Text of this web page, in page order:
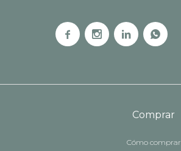
Comprar
Cómo comprar
   